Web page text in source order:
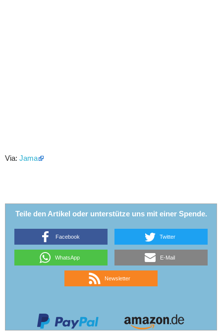
Via: Jama
Teile den Artikel oder unterstütze uns mit einer Spende.
Facebook Twitter
WhatsApp E-Mail
Newsletter